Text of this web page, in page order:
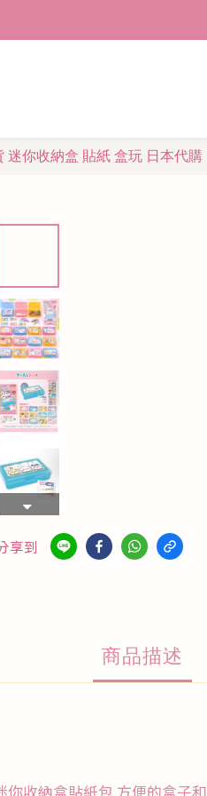
你收納盒 貼紙 盒玩 日本代購
享到
商品描述
收納盒貼紙包 方便的盒子